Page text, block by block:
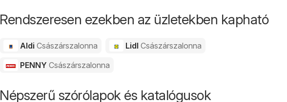
Rendszeresen ezekben az üzletekben kapható
Aldi Császárszalonna LidlCsászárszalonna
PENNY Császárszalonna
Népszerű szórólapok és katalógusok